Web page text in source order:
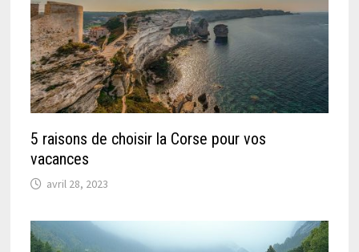
5 raisons de choisir la Corse pour vos
vacances
avril 28, 2023